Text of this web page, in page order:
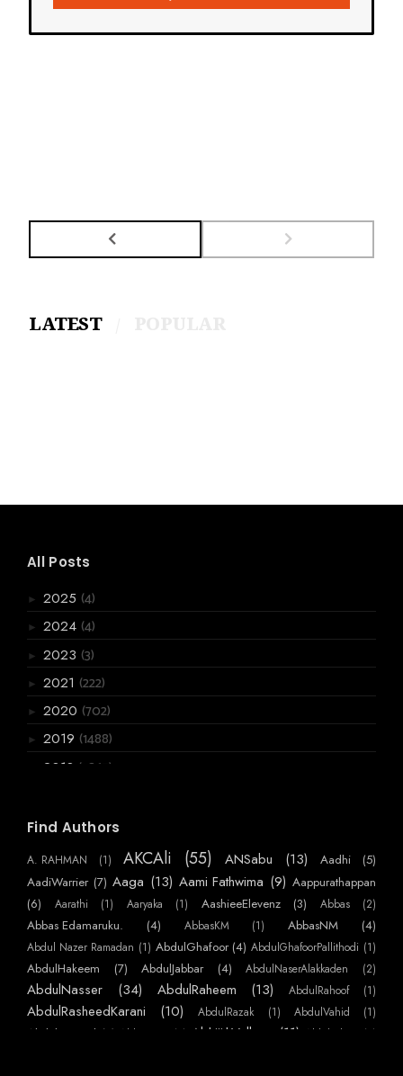
LATEST
All Posts
► 2025 (4)
► 2024 (4)
► 2023 (3)
► 2021 (222)
► 2020 (702)
► 2019 (1488)
2018 (3867)
► November
(199)
► September(361)
▼August(275)
ശ്രീ ജോളിയേന്റിയും..റെജി ചേട്ടനും
മരണം പഠിപ്പിക്കുന്ന പാഠങ്ങൾ
മധുരപതിനെട്ടിലെ വീഴ്ചയും പിന്നെ ഞാനും
ജീൻസ് ധരിച്ച മണവാട്ടികൾ
മട്ടുപ്പാവിലെ വിപ്ളവം
Find Authors
A. RAHMAN (1) AKCAli (55) ANSabu (13) Aadhi
(5)
AadiWarrier (7) Aaga (13) Aami Fathwima (9) Aappurathappan
(6)
Aarathi (1) Aaryaka (1) AashieeElevenz (3) Abbas (2)
Abbas Edamaruku. (4) AbbasKM (1) AbbasNM (4)
Abdul Nazer Ramadan (1) AbdulGhafoor (4) AbdulGhafoorPallithodi (1)
AbdulHakeem (7) AbdulJabbar (4) AbdulNaserAlakkaden (2)
AbdulNasser (34) AbdulRaheem (13) AbdulRahoof (1)
AbdulRasheedKarani (10) AbdulRazak (1) AbdulVahid (1)
Abdulmajeed (7) AbhiKattor (1) AbhijithVelloor (11) AbhilashKP
(1)